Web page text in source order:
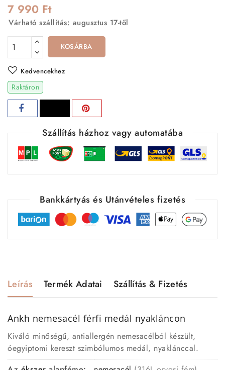
7 990 Ft
Várható szállítás: augusztus 17-től
KOSÁRBA
Kedvencekhez
Raktáron
Szállítás házhoz vagy automatába
Bankkártyás és Utánvételes fizetés
Leírás Termék Adatai Szállítás & Fizetés
Ankh nemesacél férfi medál nyakláncon
Kiváló minőségű, antiallergén nemesacélból készült,
óegyiptomi kereszt szimbólumos medál, nyaklánccal.